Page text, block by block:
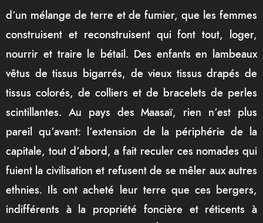
d’un mélange de terre et de fumier, que les femmes
construisent et reconstruisent qui font tout, loger,
nourrir et traire le bétail. Des enfants en lambeaux
vêtus de tissus bigarrés, de vieux tissus drapés de
tissus colorés, de colliers et de bracelets de perles
scintillantes. Au pays des Maasaï, rien n’est plus
pareil qu’avant: l’extension de la périphérie de la
capitale, tout d’abord, a fait reculer ces nomades qui
fuient la civilisation et refusent de se mêler aux autres
ethnies. Ils ont acheté leur terre que ces bergers,
indifférents à la propriété foncière et réticents à